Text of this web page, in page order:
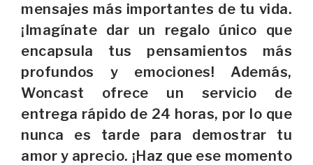
mensajes más importantes de tu vida.
¡Imagínate dar un regalo único que
encapsula tus pensamientos más
profundos y emociones! Además,
Woncast ofrece un servicio de
entrega rápido de 24 horas, por lo que
nunca es tarde para demostrar tu
amor y aprecio. ¡Haz que ese momento